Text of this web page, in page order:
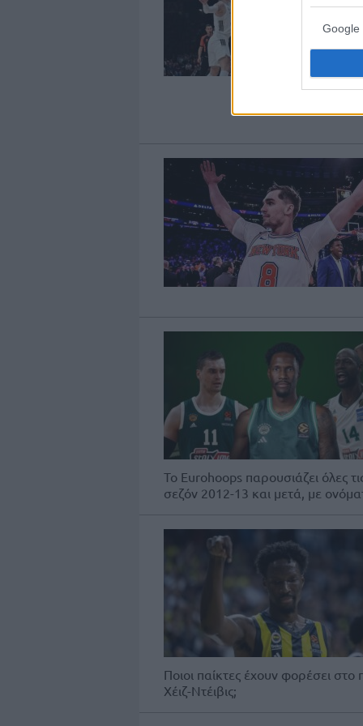
Google
Το Eurohoops παρουσιάζει όλες
σεζόν 2012-13 και μετά, με
Ποιοι παίκτες έχουν φορέσει
Χέιζ-Ντέιβις;